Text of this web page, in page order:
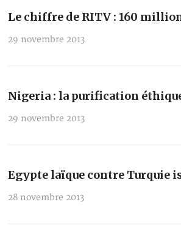
Le chiffre de RITV : 160
29 novembre 2013
Nigeria : la purification
29 novembre 2013
Egypte laïque contre Turquie
28 novembre 2013